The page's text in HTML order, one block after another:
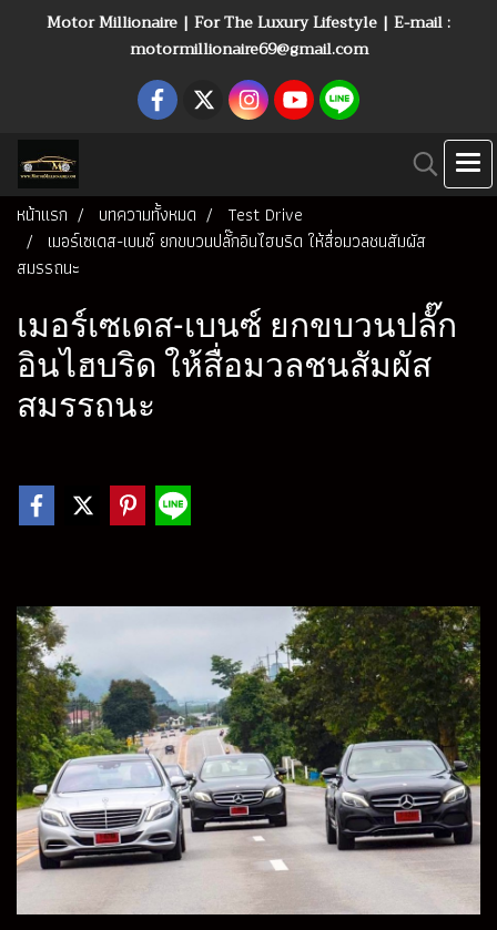
Motor Millionaire | For The Luxury Lifestyle | E-mail :
motormillionaire69@gmail.com
หน้าแรก บทความทั้งหมด
Test Drive
เมอร์เซเดส-เบนซ์ ยกขบวนปลั๊กอินไฮบริด ให้สื่อมวลชนสัมผัส
สมรรถนะ
เมอร์เซเดส-เบนซ์ ยกขบวนปลั๊ก
อินไฮบริด ให้สื่อมวลชนสัมผัส
สมรรถนะ